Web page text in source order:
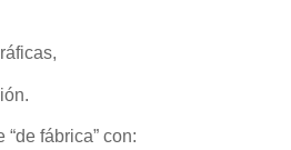
fábrica” con: